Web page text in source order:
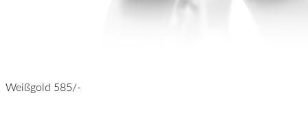
Weißgold 585/-